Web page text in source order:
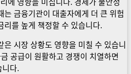
는 금융기관이 대출자에게 더 큰 위험
리를 높게 책정할 수 있습니다.
은 시장 상황도 영향을 미칠 수 있습니
공급이 원활하고 경쟁이 치열하면
니다.